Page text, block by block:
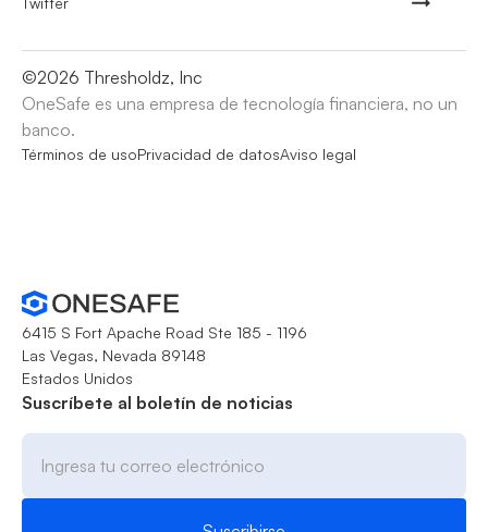
©2026 Thresholdz, Inc
OneSafe es una empresa de tecnología financiera, no un
banco.
Términos de usoPrivacidad de datosAviso legal
6415 S Fort Apache Road Ste 185 - 1196
Las Vegas, Nevada 89148
Estados Unidos
Suscríbete al boletín de noticias